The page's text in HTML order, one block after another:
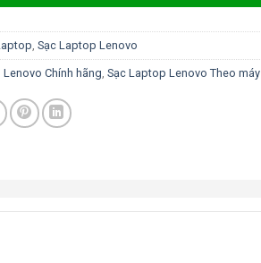
Sạc Laptop Lenovo
Chính hãng Sạc Laptop Lenovo Theo máy